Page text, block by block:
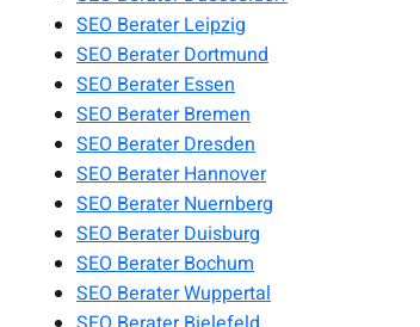
SEO Berater Leipzig
SEO Berater Dortmund
SEO Berater Essen
SEO Berater Bremen
SEO Berater Dresden
SEO Berater Hannover
SEO Berater Nuernberg
SEO Berater Duisburg
SEO Berater Bochum
SEO Berater Wuppertal